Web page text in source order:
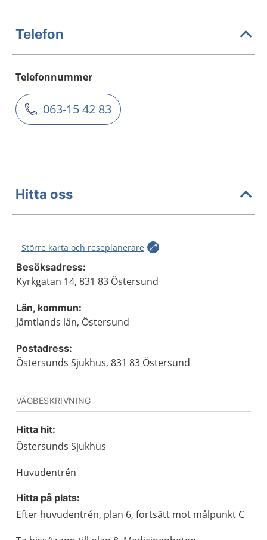
Telefon
Telefonnummer
063-15 42 83
Hitta oss
Större karta och reseplanerare
Besöksadress:
Kyrkgatan 14, 831 83 Östersund
Län, kommun:
Jämtlands län, Östersund
Postadress:
Östersunds Sjukhus, 831 83 Östersund
VÄGBESKRIVNING
Hitta hit:
Östersunds Sjukhus
Huvudentrén
Hitta på plats:
Efter huvudentrén, plan 6, fortsätt mot målpunkt C